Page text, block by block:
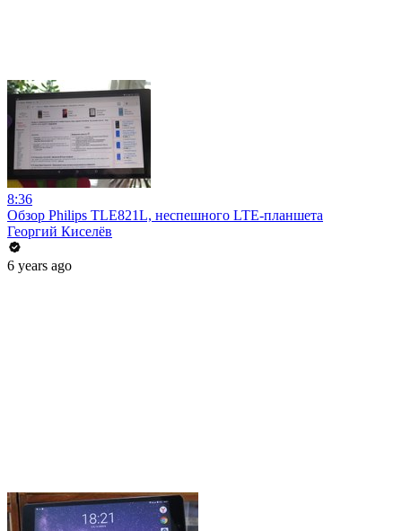
8:36
Обзор Philips TLE821L, неспешного LTE-планшета
Георгий Киселёв
6 years ago